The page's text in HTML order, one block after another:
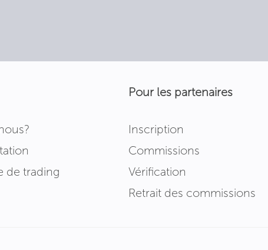
de trading
Pour les partenaires
Inscription
Commissions
Vérification
Retrait des commissions